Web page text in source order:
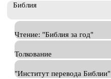
Библия
Чтение: "Библия за год"
Толкование
"Институт перевода Библии"